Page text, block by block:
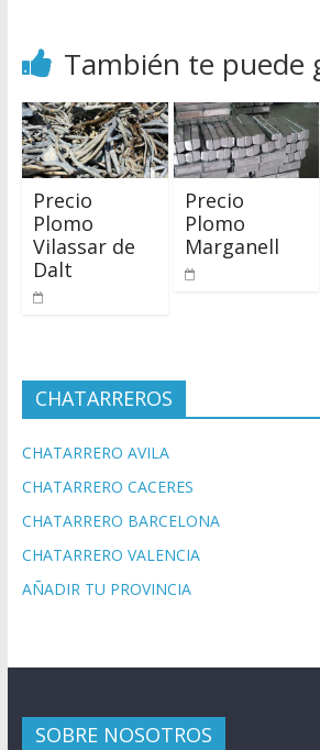
También te puede
Precio
Plomo
Vilassar de
Dalt
Precio
Plomo
Marganell
CHATARREROS
CHATARRERO AVILA
CHATARRERO CACERES
CHATARRERO BARCELONA
CHATARRERO VALENCIA
AÑADIR TU PROVINCIA
SOBRE NOSOTROS